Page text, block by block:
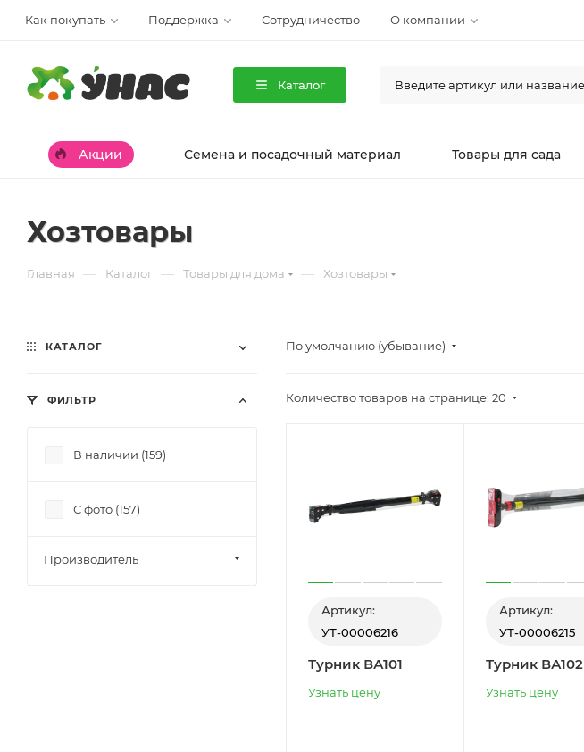
Как покупать Поддержка Сотрудничество О компании
Каталог
Акции Семена и посадочный материал Товары для сада
Хозтовары
Главная — Каталог — Товары для дома — Хозтовары
По умолчанию (убывание)
Количество товаров на странице: 20
Артикул:
УТ-00006216
Турник ВА101
Узнать цену
Артикул:
УТ-00006215
Турник ВА102
Узнать цену
КАТАЛОГ
ФИЛЬТР
В наличии (159)
С фото (157)
Производитель